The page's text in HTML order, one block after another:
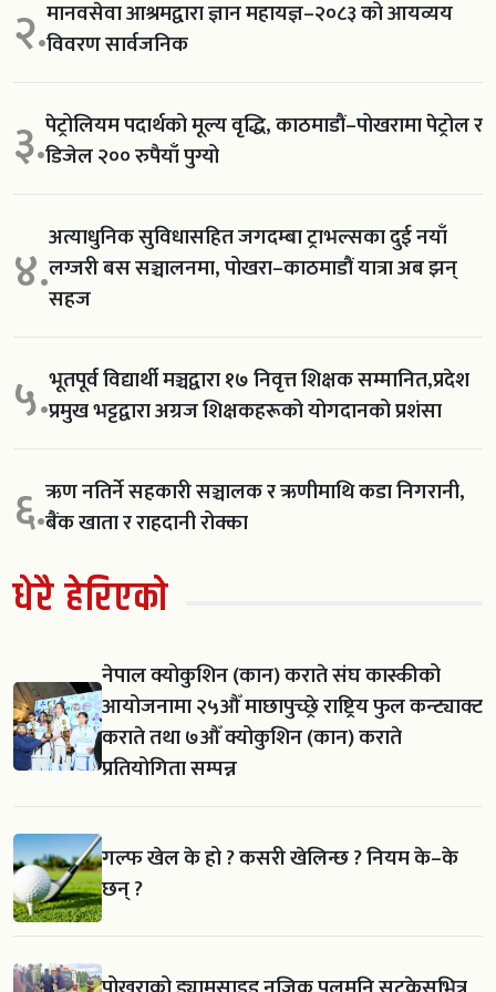
२.मानवसेवा आश्रमद्वारा ज्ञान महायज्ञ–२०८३ को आयव्यय
विवरण सार्वजनिक
३.पेट्रोलियम पदार्थको मूल्य वृद्धि, काठमाडौं–पोखरामा पेट्रोल र
डिजेल २०० रुपैयाँ पुग्यो
४.अत्याधुनिक सुविधासहित जगदम्बा ट्राभल्सका दुई नयाँ
लग्जरी बस सञ्चालनमा, पोखरा–काठमाडौं यात्रा अब झन्
सहज
५.भूतपूर्व विद्यार्थी मञ्चद्वारा १७ निवृत्त शिक्षक सम्मानित,प्रदेश
प्रमुख भट्टद्वारा अग्रज शिक्षकहरूको योगदानको प्रशंसा
६.ऋण नतिर्ने सहकारी सञ्चालक र ऋणीमाथि कडा निगरानी,
बैंक खाता र राहदानी रोक्का
धेरै हेरिएको
नेपाल क्योकुशिन (कान) कराते संघ कास्कीको
आयोजनामा २५औँ माछापुच्छ्रे राष्ट्रिय फुल कन्ट्याक्ट
कराते तथा ७औँ क्योकुशिन (कान) कराते
प्रतियोगिता सम्पन्न
गल्फ खेल के हो ? कसरी खेलिन्छ ? नियम के–के
छन् ?